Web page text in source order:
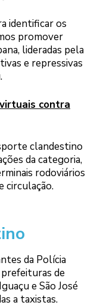
identificar os
promover
lideradas pela
e repressivas
contra
clandestino
da categoria,
rodoviários
circulação.
da Polícia
de
e São José
a taxistas.